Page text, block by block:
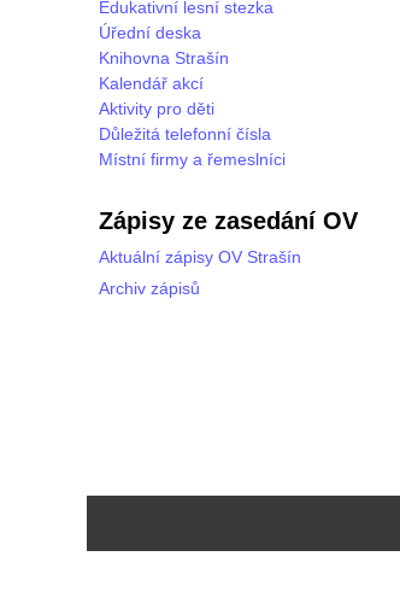
Edukativní lesní stezka
Úřední deska
Knihovna Strašín
Kalendář akcí
Aktivity pro děti
Důležitá telefonní čísla
Místní firmy a řemeslníci
Zápisy ze zasedání OV
Aktuální zápisy OV Strašín
Archiv zápisů